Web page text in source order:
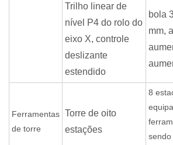
Trilho linear de
nível P4 do rolo do
eixo X, controle
deslizante
estendido
bola
mm,
Ferramentas
de torre
Torre de oito
estações
8